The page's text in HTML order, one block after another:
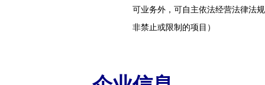
可业务外，可自主依法经营法律法规
非禁止或限制的项目）